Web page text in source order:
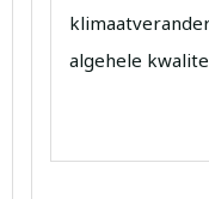
algehele